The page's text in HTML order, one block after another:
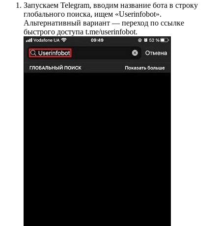
Запускаем Telegram, вводим название бота в строку
глобального поиска, ищем «Userinfobot».
Альтернативный вариант — переход по ссылке
быстрого доступа t.me/userinfobot.